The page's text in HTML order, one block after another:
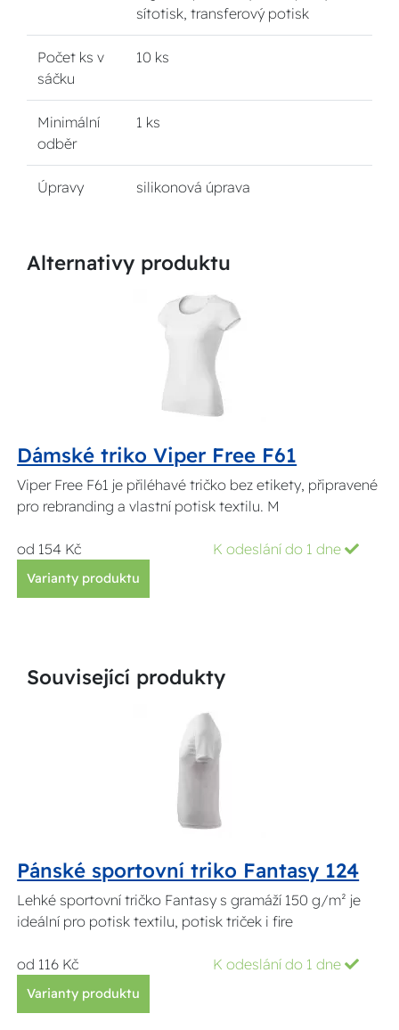
sítotisk, transferový potisk
Počet ks v
sáčku
10 ks
Minimální
odběr
1 ks
Úpravy silikonová úprava
Alternativy produktu
Dámské triko Viper Free F61
Viper Free F61 je přiléhavé tričko bez etikety, připravené
pro rebranding a vlastní potisk textilu. M
od 154 Kč K odeslání do 1 dne
Varianty produktu
Související produkty
Pánské sportovní triko Fantasy 124
Lehké sportovní tričko Fantasy s gramáží 150 g/m² je
ideální pro potisk textilu, potisk triček i fire
od 116 Kč K odeslání do 1 dne
Varianty produktu